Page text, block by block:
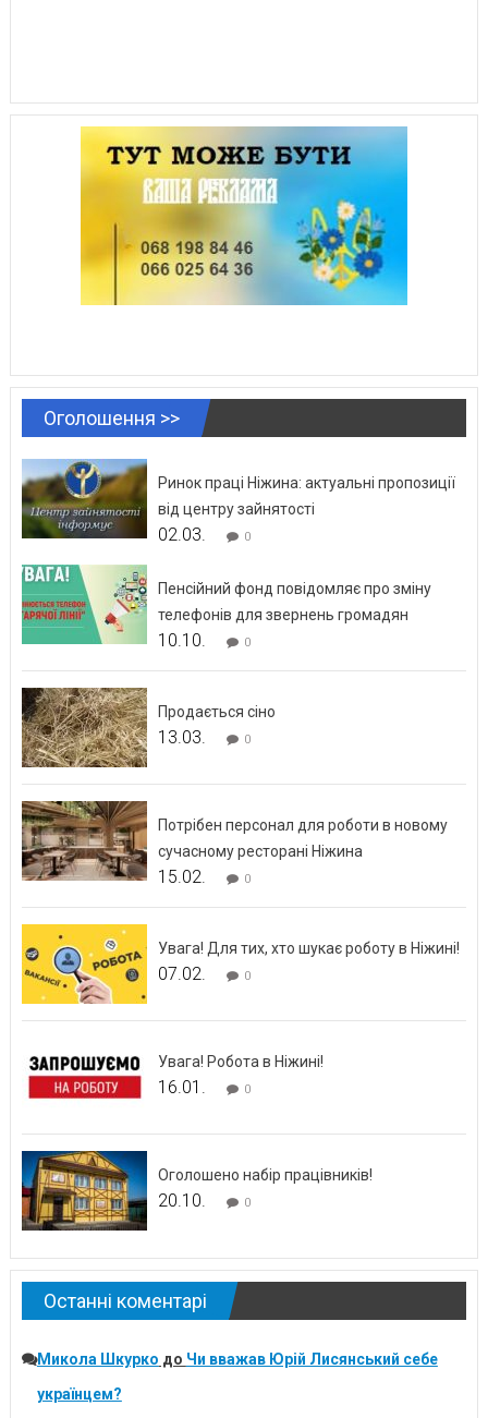
Оголошення >>
Ринок праці Ніжина: актуальні пропозиції
від центру зайнятості
02.03. 0
Пенсійний фонд повідомляє про зміну
телефонів для звернень громадян
10.10. 0
Продається сіно
13.03. 0
Потрібен персонал для роботи в новому
сучасному ресторані Ніжина
15.02. 0
Увага! Для тих, хто шукає роботу в Ніжині!
07.02. 0
Увага! Робота в Ніжині!
16.01. 0
Оголошено набір працівників!
20.10. 0
Останні коментарі
Микола Шкурко до Чи вважав Юрій Лисянський себе
українцем?